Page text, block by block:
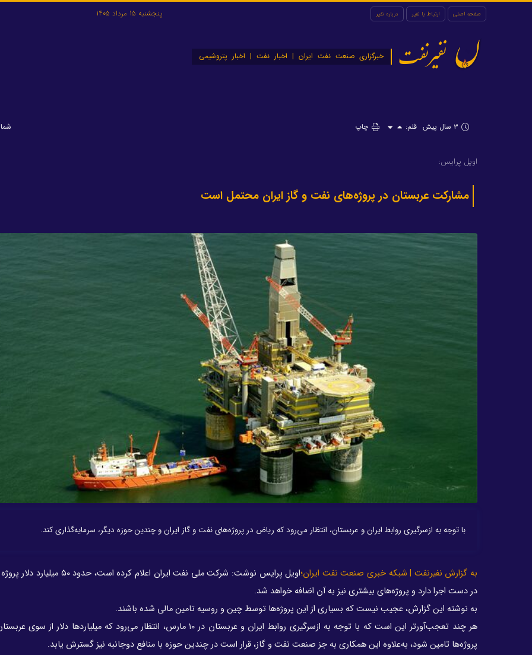
صفحه اصلی ارتباط با نفیر درباره نفیر پنجشنبه 15 مرداد 1405
نفیرنفت خبرگزاری صنعت نفت ایران | اخبار نفت | اخبار پتروشیمی
۳ سال پیش قلم: چاپ شماره:
اویل پرایس:
مشارکت عربستان در پروژه‌های نفت و گاز ایران محتمل است
با توجه به ازسرگیری روابط ایران و عربستان، انتظار می‌رود که ریاض در پروژه‌های نفت و گاز ایران و چندین حوزه دیگر، سرمایه‌گذاری کند.
به گزارش نفیرنفت | شبکه خبری صنعت نفت ایران؛
اویل پرایس نوشت: شرکت ملی نفت ایران اعلام کرده است،
در دست اجرا دارد و پروژه‌های بیشتری نیز به آن اضافه خواهد شد.
به نوشته این گزارش، عجیب نیست که بسیاری از این پروژه‌ها توسط چین و روسیه تامین مالی شده باشند.
هر چند تعجب‌آورتر این است که با توجه به ازسرگیری روابط ایران و عربستان در ۱۰ مارس، انتظار می‌رود که میلیاردها
پروژه‌ها تامین شود، به‌علاوه این همکاری به جز صنعت نفت و گاز، قرار است در چندین حوزه با منافع دوجانبه نیز گسترش یابد.